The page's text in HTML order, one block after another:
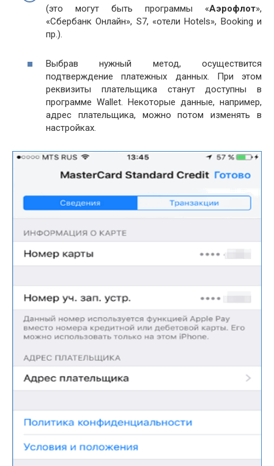
(это могут быть программы «Аэрофлот»,
«Сбербанк Онлайн», S7, «отели Hotels», Booking и
пр.).
Выбрав нужный метод, осуществится
подтверждение платежных данных. При этом
реквизиты плательщика станут доступны в
программе Wallet. Некоторые данные, например,
адрес плательщика, можно потом изменять в
настройках.